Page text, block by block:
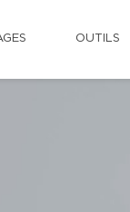
OUTILS